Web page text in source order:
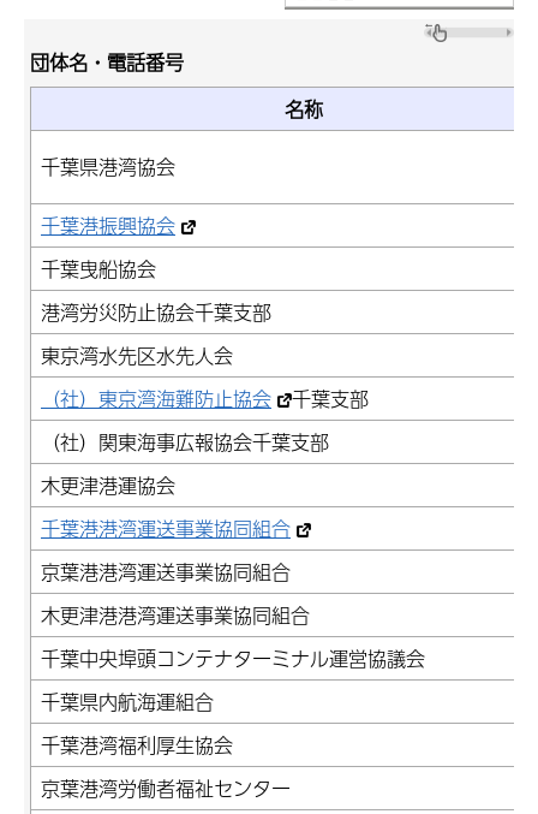
団体名・電話番号
名称
千葉県港湾協会
千葉港振興協会
千葉曳船協会
港湾労災防止協会千葉支部
東京湾水先区水先人会
（社）東京湾海難防止協会
千葉支部
（社）関東海事広報協会千葉支部
木更津港運協会
千葉港港湾運送事業協同組合
京葉港港湾運送事業協同組合
木更津港港湾運送事業協同組合
千葉中央埠頭コンテナターミナル運営協議会
千葉県内航海運組合
千葉港湾福利厚生協会
京葉港湾労働者福祉センター